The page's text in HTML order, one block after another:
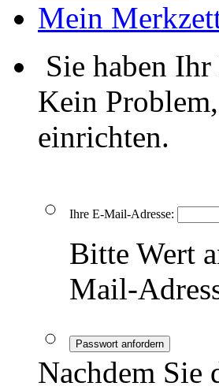
Mein
Sie haben Ihr
Kein
einrichten.
Ihre E-Mail-Adresse:
Bitte Wert
Mail-
Passwort anfordern
Nachdem Sie